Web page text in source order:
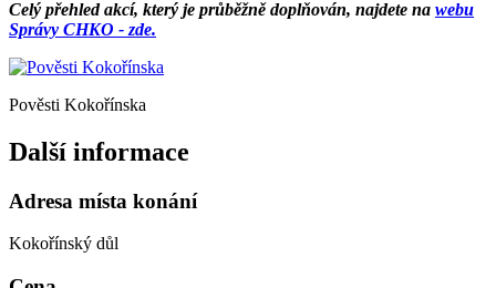
Celý přehled akcí, který je průběžně doplňován, najdete na webu
Správy CHKO - zde.
Pověsti Kokořínska
Další informace
Adresa místa konání
Kokořínský důl